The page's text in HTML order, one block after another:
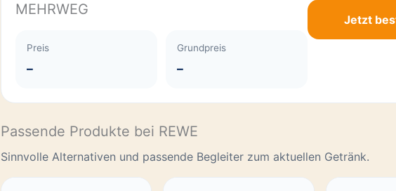
MEHRWEG
Preis
–
Grundpreis
–
Jetzt
Passende Produkte bei REWE
Sinnvolle Alternativen und passende Begleiter zum aktuellen Getränk.